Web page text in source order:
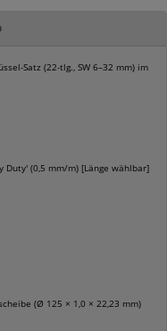
Satz (22-tlg., SW 6–32 mm) im
Duty' (0,5 mm/m) [Länge wählbar]
(Ø 125 × 1,0 × 22,23 mm)